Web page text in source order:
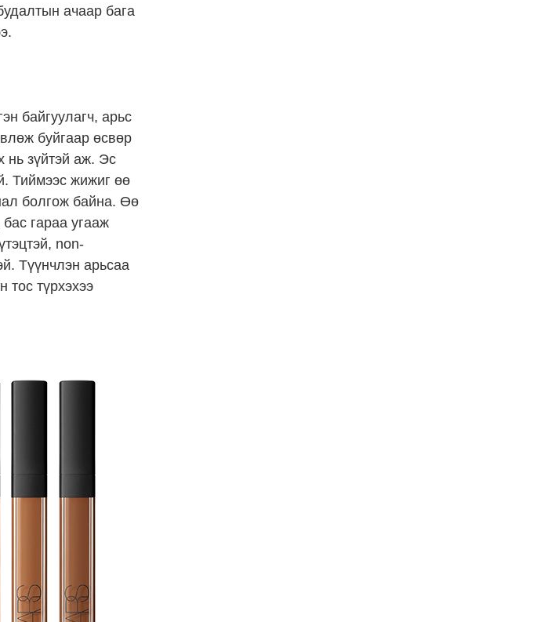
ачаар бага
байгуулагч, арьс
буйгаар өсвөр
нь зүйтэй аж. Эс
Тиймээс жижиг өө
болгож байна. Өө
гараа угааж
non-
Түүнчлэн арьсаа
тос түрхэхээ